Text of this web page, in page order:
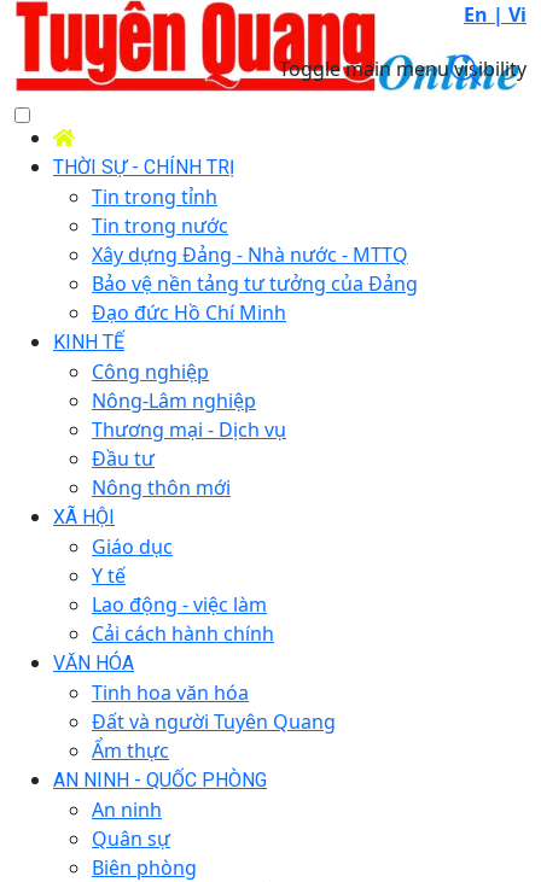
En | Vi
Toggle main menu visibility
THỜI SỰ - CHÍNH TRỊ
Tin trong tỉnh
Tin trong nước
Xây dựng Đảng - Nhà nước - MTTQ
Bảo vệ nền tảng tư tưởng của Đảng
Đạo đức Hồ Chí Minh
KINH TẾ
Công nghiệp
Nông-Lâm nghiệp
Thương mại - Dịch vụ
Đầu tư
Nông thôn mới
XÃ HỘI
Giáo dục
Y tế
Lao động - việc làm
Cải cách hành chính
VĂN HÓA
Tinh hoa văn hóa
Đất và người Tuyên Quang
Ẩm thực
AN NINH - QUỐC PHÒNG
An ninh
Quân sự
Biên phòng